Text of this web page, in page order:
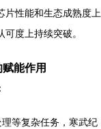
片性能和生态成熟度上
度上持续突破。
能作用
等复杂任务，寒武纪